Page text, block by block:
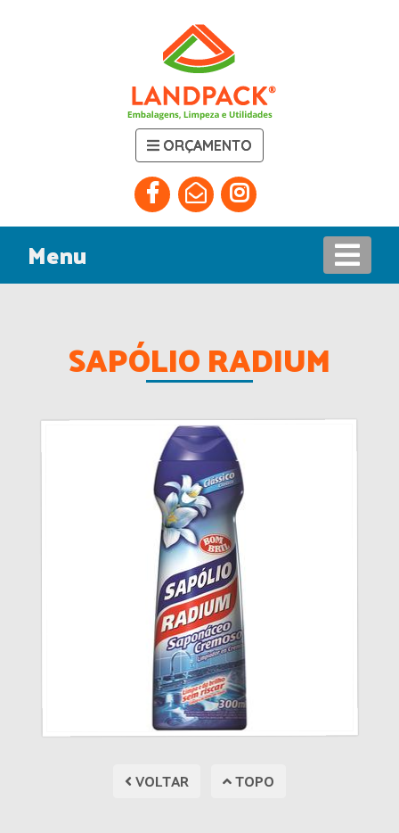
ORÇAMENTO
Menu
SAPÓLIO RADIUM
VOLTAR TOPO